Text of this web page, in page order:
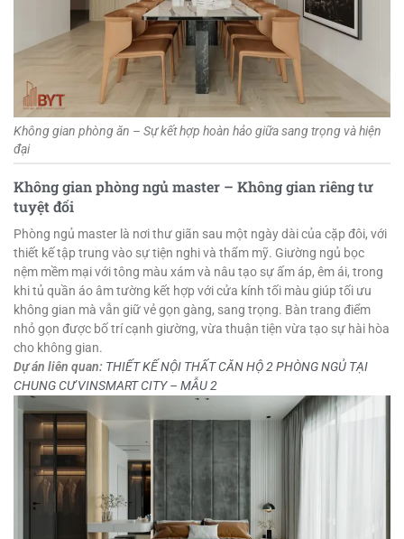
Không gian phòng ăn – Sự kết hợp hoàn hảo giữa sang trọng và hiện
đại
Không gian phòng ngủ master – Không gian riêng tư
tuyệt đối
Phòng ngủ master là nơi thư giãn sau một ngày dài của cặp đôi, với
thiết kế tập trung vào sự tiện nghi và thẩm mỹ. Giường ngủ bọc
nệm mềm mại với tông màu xám và nâu tạo sự ấm áp, êm ái, trong
khitủ quần áo âm tường kết hợp với cửa kính tối màu giúp tối ưu
không gian mà vẫn giữ vẻ gọn gàng, sang trọng. Bàn trang điểm
nhỏ gọn được bố trí cạnh giường, vừa thuận tiện vừa tạo sự hài hòa
cho không gian.
Dự án liên quan: THIẾT KẾ NỘI THẤT CĂN HỘ 2 PHÒNG NGỦ TẠI
CHUNG CƯ VINSMART CITY – MẪU 2